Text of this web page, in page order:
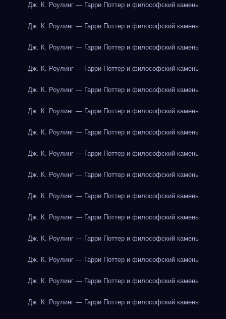
Дж. К. Роулинг — Гарри Поттер и философский камень
Дж. К. Роулинг — Гарри Поттер и философский камень
Дж. К. Роулинг — Гарри Поттер и философский камень
Дж. К. Роулинг — Гарри Поттер и философский камень
Дж. К. Роулинг — Гарри Поттер и философский камень
Дж. К. Роулинг — Гарри Поттер и философский камень
Дж. К. Роулинг — Гарри Поттер и философский камень
Дж. К. Роулинг — Гарри Поттер и философский камень
Дж. К. Роулинг — Гарри Поттер и философский камень
Дж. К. Роулинг — Гарри Поттер и философский камень
Дж. К. Роулинг — Гарри Поттер и философский камень
Дж. К. Роулинг — Гарри Поттер и философский камень
Дж. К. Роулинг — Гарри Поттер и философский камень
Дж. К. Роулинг — Гарри Поттер и философский камень
Дж. К. Роулинг — Гарри Поттер и философский камень